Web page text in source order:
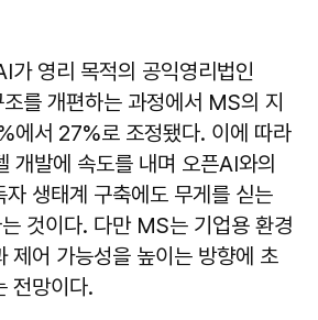
가 영리 목적의 공익영리법인
를 개편하는 과정에서 MS의 지
에서 27%로 조정됐다. 이에 따라
개발에 속도를 내며 오픈AI와의
자 생태계 구축에도 무게를 싣는
것이다. 다만 MS는 기업용 환경
제어 가능성을 높이는 방향에 초
전망이다.